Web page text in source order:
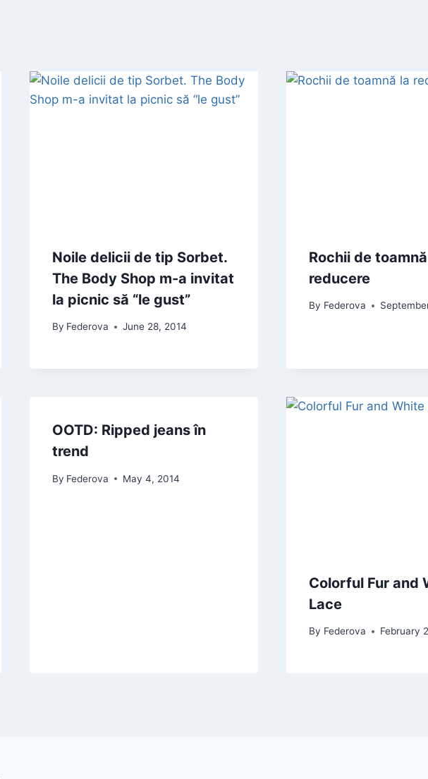
Noile delicii de tip Sorbet.
The Body Shop m-a invitat
la picnic să “le gust”
By Federova June 28, 2014
Rochii de
reducere
By Federova
OOTD: Ripped jeans în
trend
By Federova May 4, 2014
Colorful Fur and
Lace
By Federova February